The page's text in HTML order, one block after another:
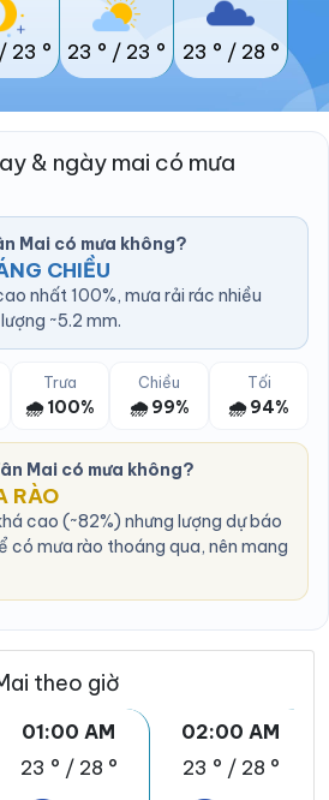
/ 23 ° 23 ° / 23 ° 23 ° / 28 °
& ngày mai có mưa
Mai có mưa không?
CHIỀU
nhất 100%, mưa rải rác nhiều
~5.2 mm.
Trưa
🌧️ 100%
Chiều
🌧️ 99%
Tối
🌧️ 94%
Mai có mưa không?
RÀO
cao (~82%) nhưng lượng dự báo
có mưa rào thoáng qua, nên mang
theo giờ
01:00 AM
23 ° / 28 °
02:00 AM
23 ° / 28 °